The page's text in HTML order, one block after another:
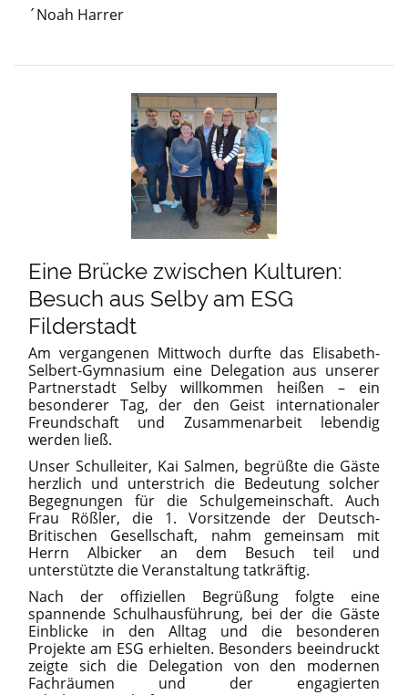
´Noah Harrer
Eine Brücke zwischen Kulturen:
Besuch aus Selby am ESG
Filderstadt
Am vergangenen Mittwoch durfte das Elisabeth-
Selbert-Gymnasium eine Delegation aus unserer
Partnerstadt Selby willkommen heißen – ein
besonderer Tag, der den Geist internationaler
Freundschaft und Zusammenarbeit lebendig
werden ließ.
Unser Schulleiter, Kai Salmen, begrüßte die Gäste
herzlich und unterstrich die Bedeutung solcher
Begegnungen für die Schulgemeinschaft. Auch
Frau Rößler, die 1. Vorsitzende der Deutsch-
Britischen Gesellschaft, nahm gemeinsam mit
Herrn Albicker an dem Besuch teil und
unterstützte die Veranstaltung tatkräftig.
Nach der offiziellen Begrüßung folgte eine
spannende Schulhausführung, bei der die Gäste
Einblicke in den Alltag und die besonderen
Projekte am ESG erhielten. Besonders beeindruckt
zeigte sich die Delegation von den modernen
Fachräumen und der engagierten